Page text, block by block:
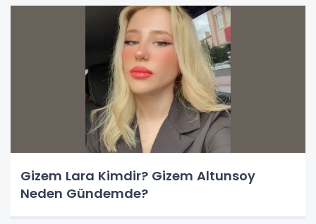
Gizem Lara Kimdir? Gizem Altunsoy
Neden Gündemde?